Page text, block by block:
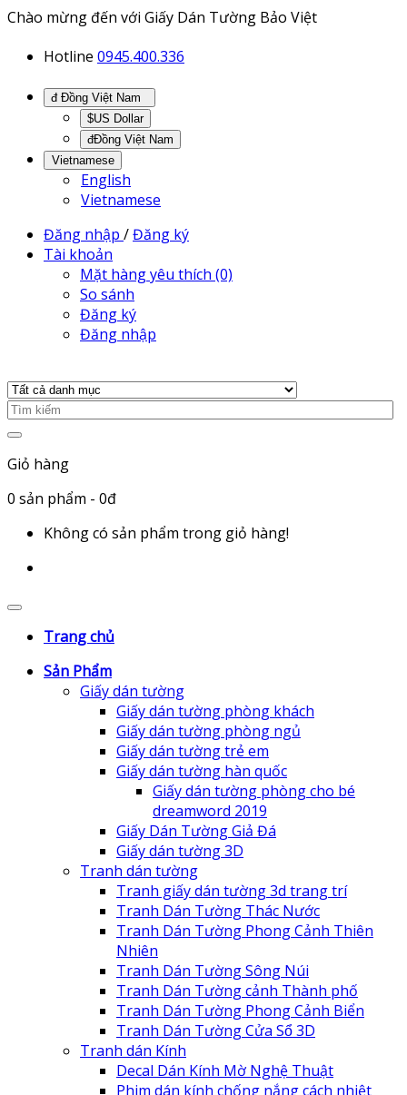
Chào mừng đến với Giấy Dán Tường Bảo Việt
Hotline 0945.400.336
$US Dollar
đĐồng Việt Nam
Vietnamese
English
Vietnamese
Đăng nhập /Đăng ký
Tài khoản
Mặt hàng yêu thích (0)
So sánh
Đăng ký
Đăng nhập
Giỏ hàng
0 sản phẩm - 0đ
Không có sản phẩm trong giỏ hàng!
Trang chủ
Sản Phẩm
Giấy dán tường
Giấy dán tường phòng khách
Giấy dán tường phòng ngủ
Giấy dán tường trẻ em
Giấy dán tường hàn quốc
Giấy dán tường phòng cho bé
dreamword 2019
Giấy Dán Tường Giả Đá
Giấy dán tường 3D
Tranh dán tường
Tranh giấy dán tường 3d trang trí
Tranh Dán Tường Thác Nước
Tranh Dán Tường Phong Cảnh Thiên
Nhiên
Tranh Dán Tường Sông Núi
Tranh Dán Tường cảnh Thành phố
Tranh Dán Tường Phong Cảnh Biển
Tranh Dán Tường Cửa Sổ 3D
Tranh dán Kính
Decal Dán Kính Mờ Nghệ Thuật
Phim dán kính chống nắng cách nhiệt